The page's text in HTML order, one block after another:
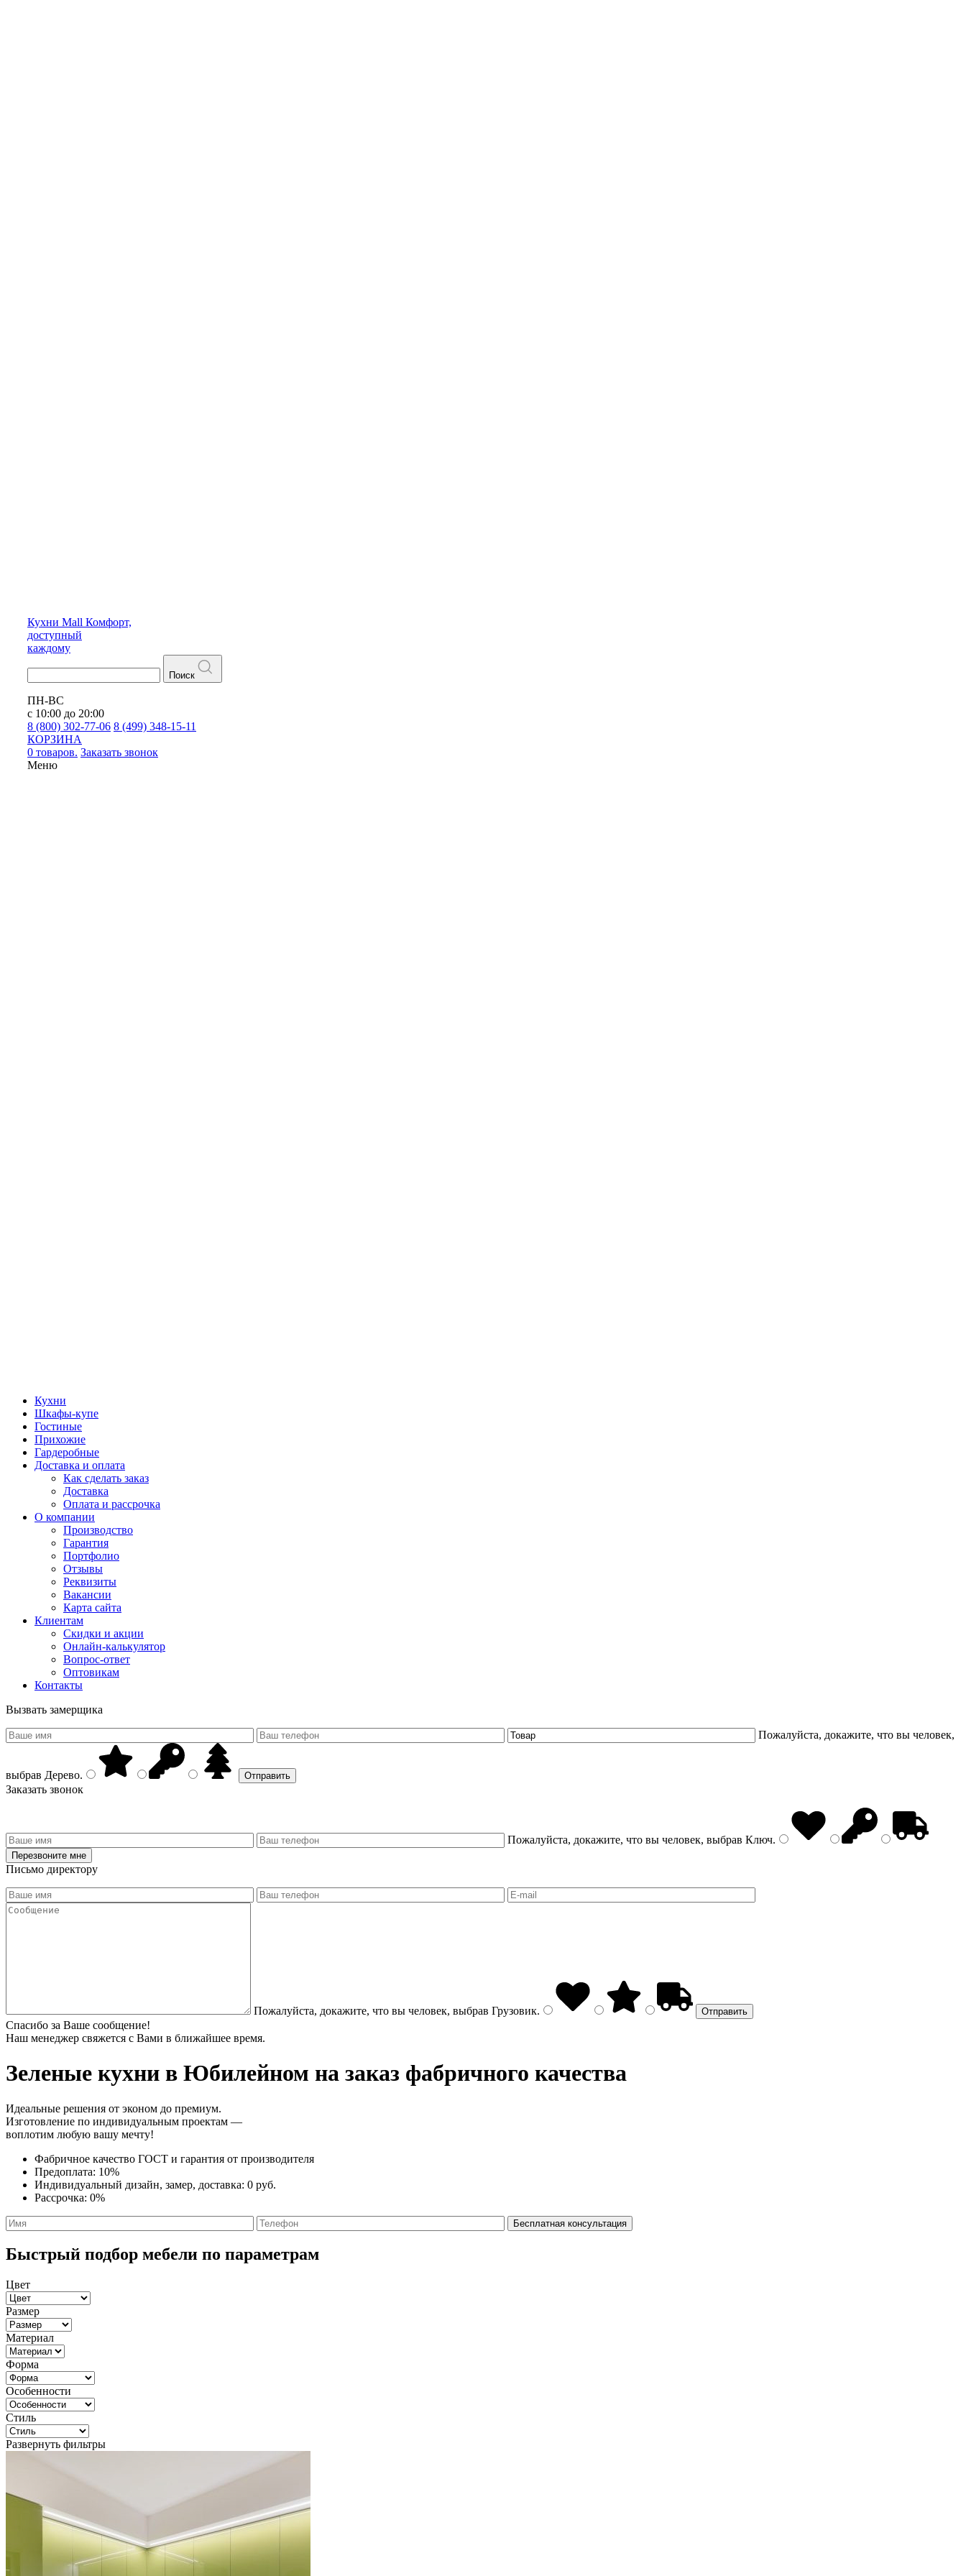
Кухни Mall Комфорт,
доступный
каждому
Поиск
ПН-ВС
с 10:00 до 20:00
8 (800) 302-77-06 8 (499) 348-15-11
КОРЗИНА
0 товаров. Заказать звонок
Меню
Кухни
Шкафы-купе
Гостиные
Прихожие
Гардеробные
Доставка и оплата
Как сделать заказ
Доставка
Оплата и рассрочка
О компании
Производство
Гарантия
Портфолио
Отзывы
Реквизиты
Вакансии
Карта сайта
Клиентам
Скидки и акции
Онлайн-калькулятор
Вопрос-ответ
Оптовикам
Контакты
Вызвать замерщика
Пожалуйста, докажите, что вы человек,
выбрав Дерево.
Заказать звонок
Пожалуйста, докажите, что вы человек, выбрав Ключ.
Письмо директору
Пожалуйста, докажите, что вы человек, выбрав Грузовик.
Спасибо за Ваше сообщение!
Наш менеджер свяжется с Вами в ближайшее время.
Зеленые кухни в Юбилейном на заказ фабричного качества
Идеальные решения от эконом до премиум.
Изготовление по индивидуальным проектам —
воплотим любую вашу мечту!
Фабричное качество ГОСТ и гарантия от производителя
Предоплата: 10%
Индивидуальный дизайн, замер, доставка: 0 руб.
Рассрочка: 0%
Быстрый подбор мебели по параметрам
Цвет
Размер
Материал
Форма
Особенности
Стиль
Развернуть фильтры